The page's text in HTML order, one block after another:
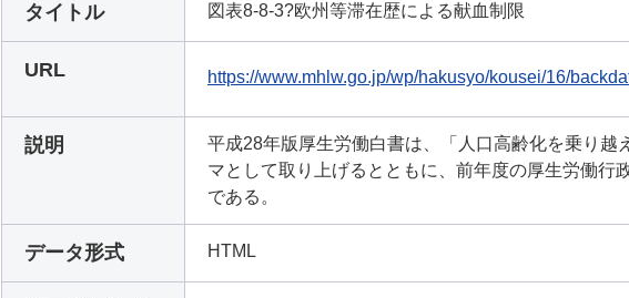
タイトル 図表8-8-3?欧州等滞在歴による献血制限
URL https://www.mhlw.go.jp/wp/hakusyo/kousei/16/
説明
平成28年版厚生労働白書は、「人口高齢化を乗り越
マとして取り上げるとともに、前年度の厚生労働行
である。
データ形式 HTML